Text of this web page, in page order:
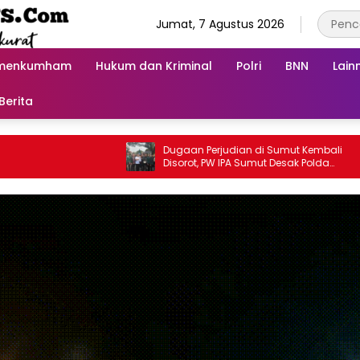
Jumat, 7 Agustus 2026
Hukum dan Kriminal Polri BNN
Dugaan Perjudian di Sumut Kembali
Disorot, PW IPA Sumut Desak Polda
Bertindak Tegas